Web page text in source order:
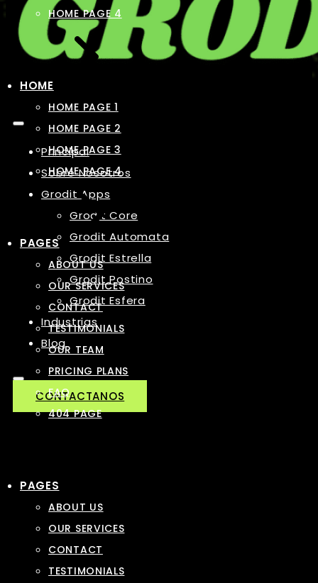
Principal
Sobre Nosotros
Grodit Apps
Grodit Core
Grodit Automata
Grodit Estrella
Grodit Postino
Grodit Esfera
Industrias
Blog
CONTACTANOS
HOME PAGE 4
HOME
HOME PAGE 1
HOME PAGE 2
HOME PAGE 3
HOME PAGE 4
PAGES
ABOUT US
OUR SERVICES
CONTACT
TESTIMONIALS
OUR TEAM
PRICING PLANS
FAQ
404 PAGE
PAGES
ABOUT US
OUR SERVICES
CONTACT
TESTIMONIALS